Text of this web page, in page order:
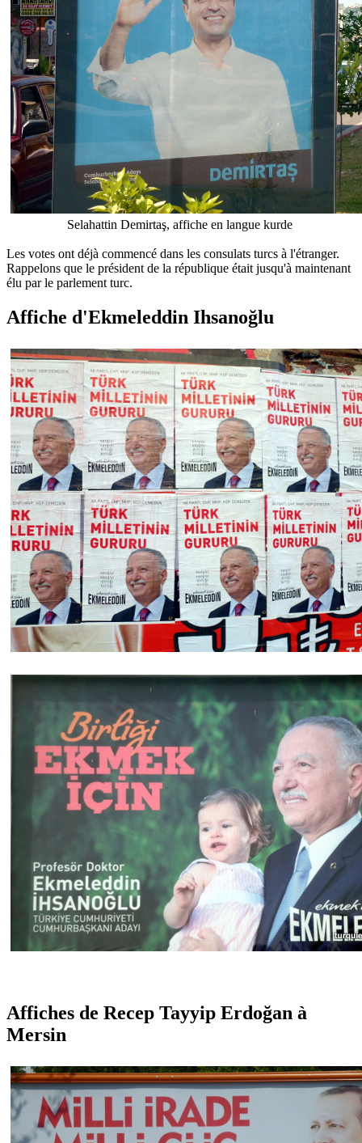
Selahattin Demirtaş, affiche en langue kurde
Les votes ont déjà commencé dans les consulats turcs à l'étranger.
Rappelons que le président de la république était jusqu'à maintenant
élu par le parlement turc.
Affiche d'Ekmeleddin Ihsanoğlu
Affiches de Recep Tayyip Erdoğan à
Mersin